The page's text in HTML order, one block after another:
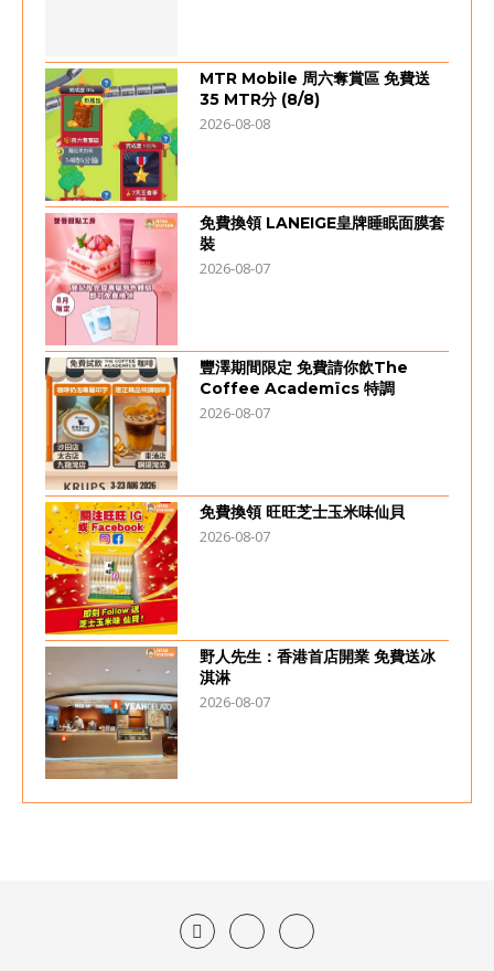
MTR Mobile 周六奪賞區 免費送
35 MTR分 (8/8)
2026-08-08
免費換領 LANEIGE皇牌睡眠面膜套
裝
2026-08-07
豐澤期間限定 免費請你飲The
Coffee Academïcs 特調
2026-08-07
免費換領 旺旺芝士玉米味仙貝
2026-08-07
野人先生：香港首店開業 免費送冰
淇淋
2026-08-07